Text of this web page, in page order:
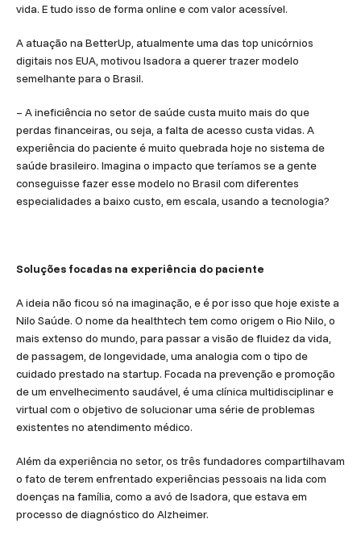
vida. E tudo isso de forma online e com valor acessível.
A atuação na BetterUp, atualmente uma das top unicórnios
digitais nos EUA, motivou Isadora a querer trazer modelo
semelhante para o Brasil.
– A ineficiência no setor de saúde custa muito mais do que
perdas financeiras, ou seja, a falta de acesso custa vidas. A
experiência do paciente é muito quebrada hoje no sistema de
saúde brasileiro. Imagina o impacto que teríamos se a gente
conseguisse fazer esse modelo no Brasil com diferentes
especialidades a baixo custo, em escala, usando a tecnologia?
Soluções focadas na experiência do paciente
A ideia não ficou só na imaginação, e é por isso que hoje existe a
Nilo Saúde. O nome da healthtech tem como origem o Rio Nilo, o
mais extenso do mundo, para passar a visão de fluidez da vida,
de passagem, de longevidade, uma analogia com o tipo de
cuidado prestado na startup. Focada na prevenção e promoção
de um envelhecimento saudável, é uma clínica multidisciplinar e
virtual com o objetivo de solucionar uma série de problemas
existentes no atendimento médico.
Além da experiência no setor, os três fundadores compartilhavam
o fato de terem enfrentado experiências pessoais na lida com
doenças na família, como a avó de Isadora, que estava em
processo de diagnóstico do Alzheimer.